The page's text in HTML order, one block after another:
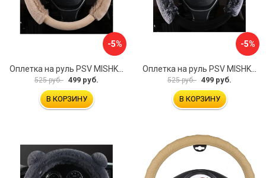
-5%
Оплетка на руль PSV MISHKA Premium 136099
525 руб. 499 руб.
В КОРЗИНУ
-5%
Оплетка на руль PSV MISHKA Premium 136095
525 руб. 499 руб.
В КОРЗИНУ